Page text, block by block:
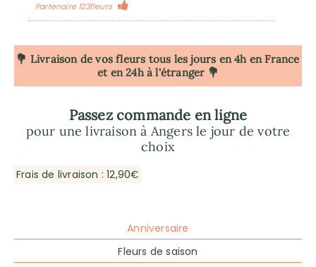
Partenaire 123fleurs
💐 Livraison de vos fleurs tous les jours en 4h en France
et en 24h à l'étranger 💐
Passez commande en ligne
pour une livraison à Angers le jour de votre
choix
Frais de livraison : 12,90€
Anniversaire
Fleurs de saison